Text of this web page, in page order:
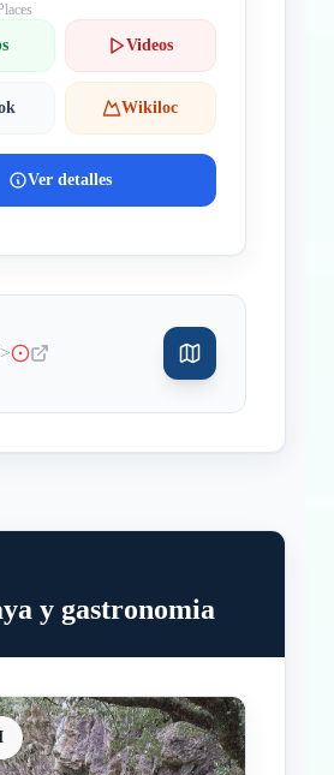
Videos
Wikiloc
Ver detalles
>
y gastronomia